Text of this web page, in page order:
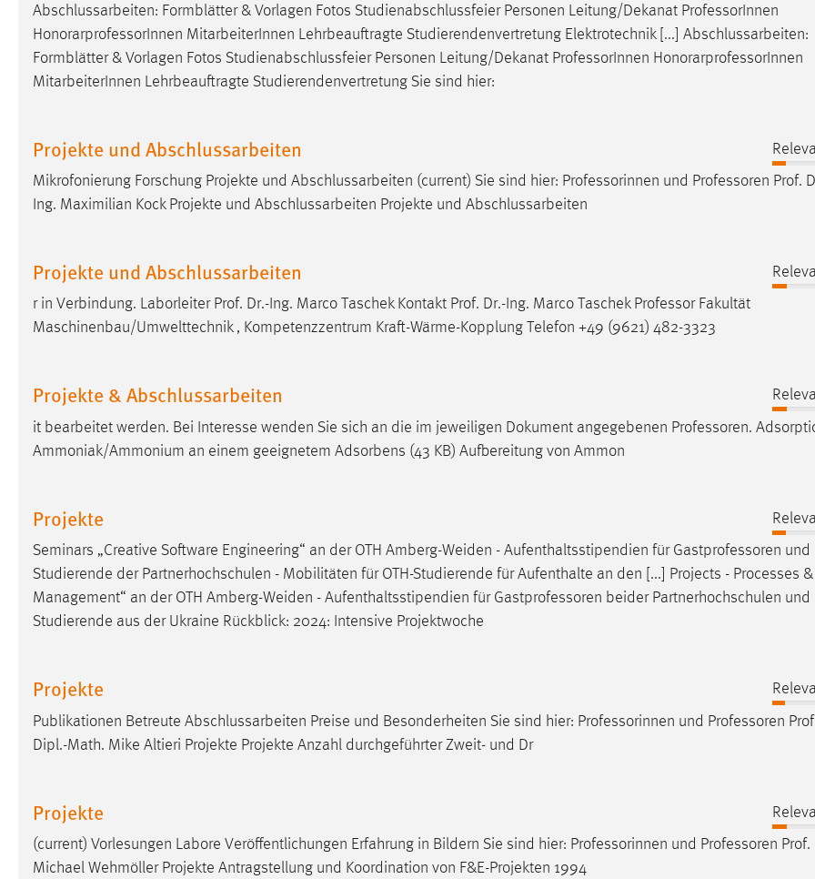
Abschlussarbeiten: Formblätter & Vorlagen Fotos Studienabschlussfeier Personen Leitung/Dekanat ProfessorInnen
HonorarprofessorInnen MitarbeiterInnen Lehrbeauftragte Studierendenvertretung Elektrotechnik [...] Abschlussarbeiten:
Formblätter & Vorlagen Fotos Studienabschlussfeier Personen Leitung/Dekanat ProfessorInnen HonorarprofessorInnen
MitarbeiterInnen Lehrbeauftragte Studierendenvertretung Sie sind hier:
Projekte und Abschlussarbeiten
Mikrofonierung Forschung Projekte und Abschlussarbeiten (current) Sie sind hier: Professorinnen und Professoren Prof.
Ing. Maximilian Kock Projekte und Abschlussarbeiten Projekte und Abschlussarbeiten
Projekte und Abschlussarbeiten
r in Verbindung. Laborleiter Prof. Dr.-Ing. Marco Taschek Kontakt Prof. Dr.-Ing. Marco Taschek ProfessorFakultät
Maschinenbau/Umwelttechnik , Kompetenzzentrum Kraft-Wärme-Kopplung Telefon +49 (9621) 482-3323
Projekte & Abschlussarbeiten
it bearbeitet werden. Bei Interesse wenden Sie sich an die im jeweiligen Dokument angegebenen Professoren.
Ammoniak/Ammonium an einem geeignetem Adsorbens (43 KB) Aufbereitung von Ammon
Projekte
Seminars „Creative Software Engineering“ an der OTH Amberg-Weiden - Aufenthaltsstipendien für Gastprofessoren und
Studierende der Partnerhochschulen - Mobilitäten für OTH-Studierende für Aufenthalte an den [...] Projects - Processes &
Management“ an der OTH Amberg-Weiden - Aufenthaltsstipendien für Gastprofessoren beider Partnerhochschulen und
Studierende aus der Ukraine Rückblick: 2024: Intensive Projektwoche
Projekte
Publikationen Betreute Abschlussarbeiten Preise und Besonderheiten Sie sind hier: Professorinnen und Professoren
Dipl.-Math. Mike Altieri Projekte Projekte Anzahl durchgeführter Zweit- und Dr
Projekte
(current) Vorlesungen Labore Veröffentlichungen Erfahrung in Bildern Sie sind hier: Professorinnen und Professoren Prof.
Michael Wehmöller Projekte Antragstellung und Koordination von F&E-Projekten 1994
EXTERNE MEDIEN
Um Inhalte von Videoplattformen und Social Media
Plattformen anzeigen zu können, werden von diesen
externen Medien Cookies gesetzt.
Vimeo